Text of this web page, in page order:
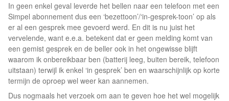
In geen enkel geval leverde het bellen naar een telefoon met een
Simpel abonnement dus een ‘bezettoon’/‘in-gesprek-toon’ op als
er al een gesprek mee gevoerd werd. En dit is nu juist het
vervelende, want e.e.a. betekent dat er geen melding komt van
een gemist gesprek en de beller ook in het ongewisse blijft
waarom ik onbereikbaar ben (batterij leeg, buiten bereik, telefoon
uitstaan) terwijl ik enkel ‘in gesprek’ ben en waarschijnlijk op korte
termijn de oproep wel weer kan aannemen.
Dus nogmaals het verzoek om aan te geven hoe het wel mogelijk